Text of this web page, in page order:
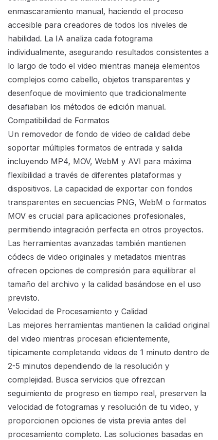
enmascaramiento manual, haciendo el proceso
accesible para creadores de todos los niveles de
habilidad. La IA analiza cada fotograma
individualmente, asegurando resultados consistentes a
lo largo de todo el video mientras maneja elementos
complejos como cabello, objetos transparentes y
desenfoque de movimiento que tradicionalmente
desafiaban los métodos de edición manual.
Compatibilidad de Formatos
Un removedor de fondo de video de calidad debe
soportar múltiples formatos de entrada y salida
incluyendo MP4, MOV, WebM y AVI para máxima
flexibilidad a través de diferentes plataformas y
dispositivos. La capacidad de exportar con fondos
transparentes en secuencias PNG, WebM o formatos
MOV es crucial para aplicaciones profesionales,
permitiendo integración perfecta en otros proyectos.
Las herramientas avanzadas también mantienen
códecs de video originales y metadatos mientras
ofrecen opciones de compresión para equilibrar el
tamaño del archivo y la calidad basándose en el uso
previsto.
Velocidad de Procesamiento y Calidad
Las mejores herramientas mantienen la calidad original
del video mientras procesan eficientemente,
típicamente completando videos de 1 minuto dentro de
2-5 minutos dependiendo de la resolución y
complejidad. Busca servicios que ofrezcan
seguimiento de progreso en tiempo real, preserven la
velocidad de fotogramas y resolución de tu video, y
proporcionen opciones de vista previa antes del
procesamiento completo. Las soluciones basadas en